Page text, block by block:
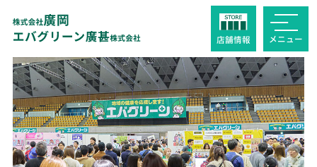
店舗情報 メニュー